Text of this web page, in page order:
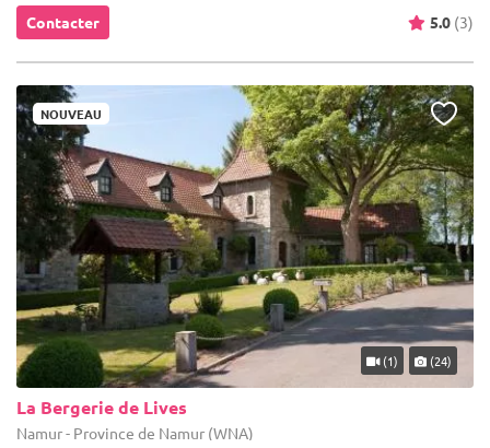
Contacter 5.0 (3)
NOUVEAU
(1) (24)
La Bergerie de Lives
Namur - Province de Namur (WNA)